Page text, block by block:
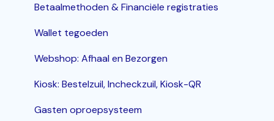
Betaalmethoden & Financiële registraties
Wallet tegoeden
Webshop: Afhaal en Bezorgen
Kiosk: Bestelzuil, Incheckzuil, Kiosk-QR
Gasten oproepsysteem